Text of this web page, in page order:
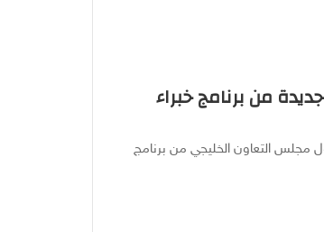
من برنامج خبراء
مجلس التعاون الخليجي من برنامج